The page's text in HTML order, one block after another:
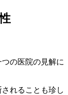
の医院の見解に
れることも珍し